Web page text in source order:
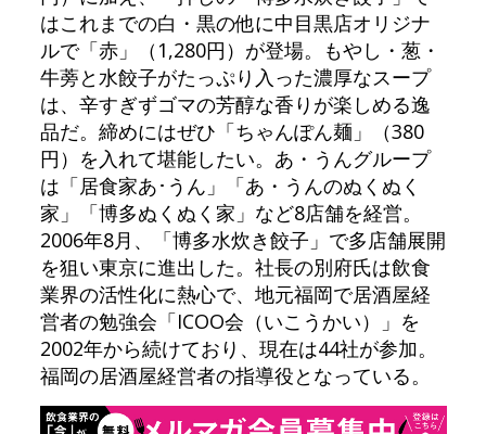
はこれまでの白・黒の他に中目黒店オリジナ
ルで「赤」（1,280円）が登場。もやし・葱・
牛蒡と水餃子がたっぷり入った濃厚なスープ
は、辛すぎずゴマの芳醇な香りが楽しめる逸
品だ。締めにはぜひ「ちゃんぽん麺」（380
円）を入れて堪能したい。あ・うんグループ
は「居食家あ･うん」「あ・うんのぬくぬく
家」「博多ぬくぬく家」など8店舗を経営。
2006年8月、「博多水炊き餃子」で多店舗展開
を狙い東京に進出した。社長の別府氏は飲食
業界の活性化に熱心で、地元福岡で居酒屋経
営者の勉強会「ICOO会（いこうかい）」を
2002年から続けており、現在は44社が参加。
福岡の居酒屋経営者の指導役となっている。